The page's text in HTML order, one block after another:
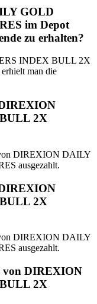
GOLD
im Depot
zu erhalten?
INDEX BULL 2X
man die
2X
DIREXION DAILY
ausgezahlt.
2X
DIREXION DAILY
ausgezahlt.
von DIREXION
2X